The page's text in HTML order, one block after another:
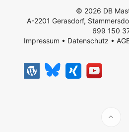
© 2026 DB
A-2201 Gerasdorf,
699 150
Impressum • Datenschutz •